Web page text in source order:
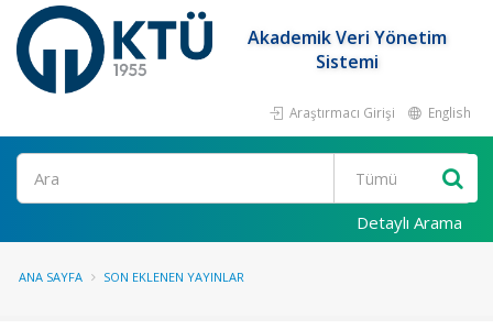
Akademik Veri Yönetim
Sistemi
Araştırmacı Girişi English
Ara
Detaylı Arama
ANA SAYFA SON EKLENEN YAYINLAR